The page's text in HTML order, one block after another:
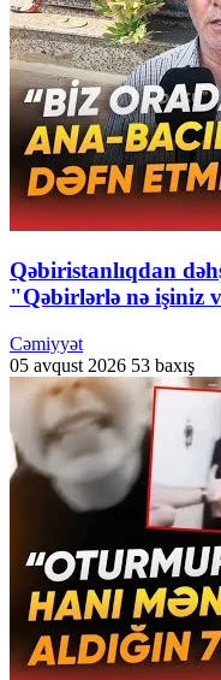
Qəbiristanlıqdan
"Qəbirlərlə nə işiniz
Cəmiyyət
05 avqust 2026 53 baxış